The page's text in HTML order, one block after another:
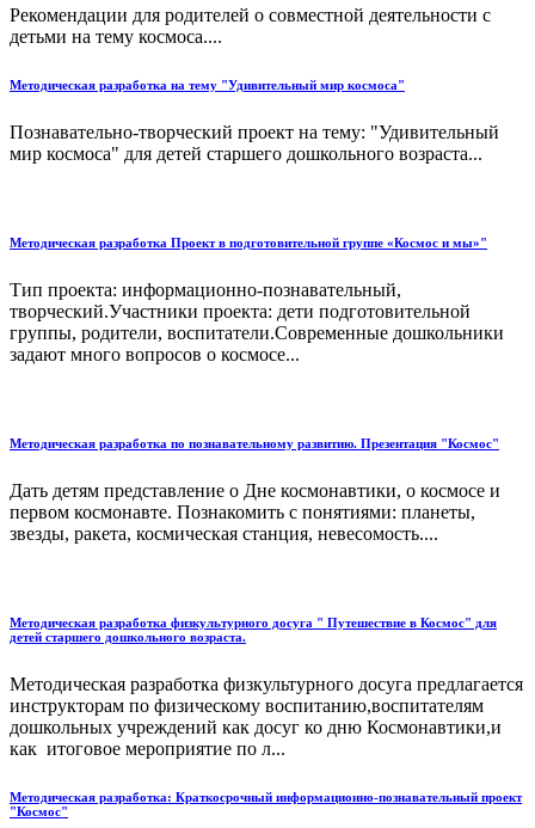
Рекомендации для родителей о совместной деятельности с
детьми на тему космоса....
Методическая разработка на тему "Удивительный мир космоса"
Познавательно-творческий проект на тему: "Удивительный
мир космоса" для детей старшего дошкольного возраста...
Методическая разработка Проект в подготовительной группе «Космос и мы»"
Тип проекта: информационно-познавательный,
творческий.Участники проекта: дети подготовительной
группы, родители, воспитатели.Современные дошкольники
задают много вопросов о космосе...
Методическая разработка по познавательному развитию. Презентация "Космос"
Дать детям представление о Дне космонавтики, о космосе и
первом космонавте. Познакомить с понятиями: планеты,
звезды, ракета, космическая станция, невесомость....
Методическая разработка физкультурного досуга " Путешествие в Космос" для
детей старшего дошкольного возраста.
Методическая разработка физкультурного досуга предлагается
инструкторам по физическому воспитанию,воспитателям
дошкольных учреждений как досуг ко дню Космонавтики,и
как итоговое мероприятие по л...
Методическая разработка: Краткосрочный информационно-познавательный проект
"Космос"